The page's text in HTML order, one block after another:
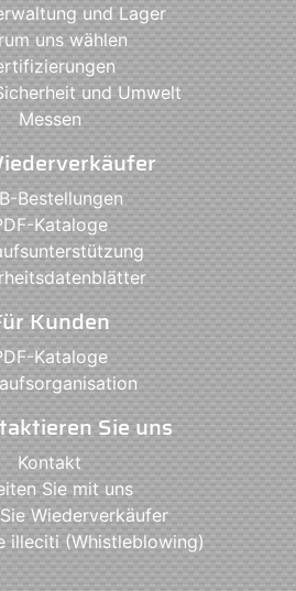
und Lager
uns wählen
und Umwelt
Messen
Bestellungen
Kataloge
Kunden
Kataloge
Sie uns
Kontakt
Sie mit uns
Wiederverkäufer
illeciti (Whistleblowing)